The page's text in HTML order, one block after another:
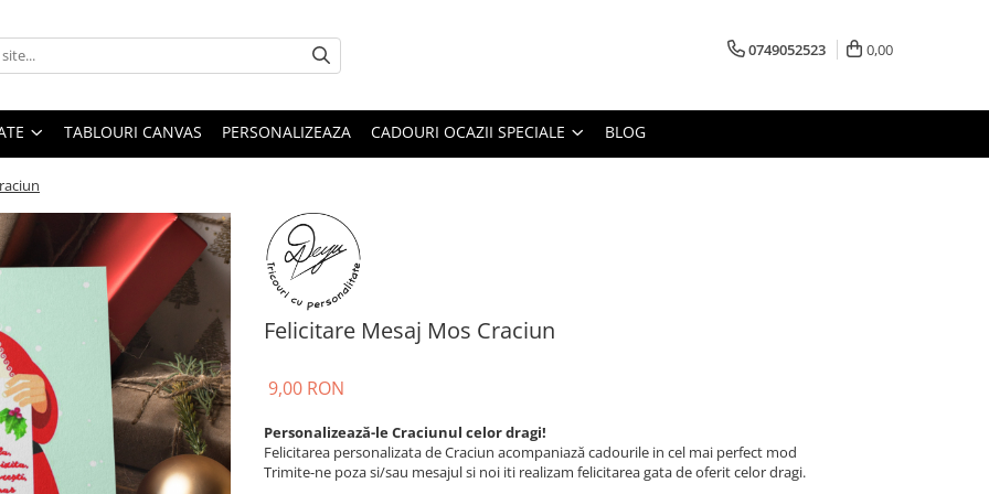
0749052523 0,00
TABLOURI CANVAS PERSONALIZEAZA CADOURI OCAZII SPECIALE BLOG
Felicitare Mesaj Mos Craciun
9,00 RON
Personalizează-le Craciunul celor dragi!
Felicitarea personalizata de Craciun acompaniază cadourile in cel mai perfect mod
Trimite-ne poza si/sau mesajul si noi iti realizam felicitarea gata de oferit celor dragi.